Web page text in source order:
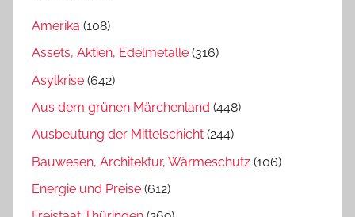
Amerika (108)
Assets, Aktien, Edelmetalle (316)
Asylkrise (642)
Aus dem grünen Märchenland (448)
Ausbeutung der Mittelschicht (244)
Bauwesen, Architektur, Wärmeschutz (106)
Energie und Preise (612)